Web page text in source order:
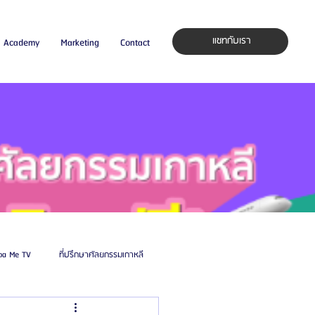
Academy Marketing Contact แชทกับเรา
Me TV ที่ปรึกษาศัลยกรรมเกาหลี
ศัลยแพทย์ ประเทศเกาหลี